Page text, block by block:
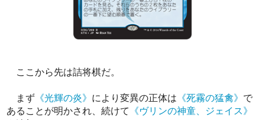
ここから先は詰将棋だ。
まず 《光輝の炎》 により変異の正体は 《死霧の猛禽》 で
あることが明かされ、続けて 《ヴリンの神童、ジェイス》